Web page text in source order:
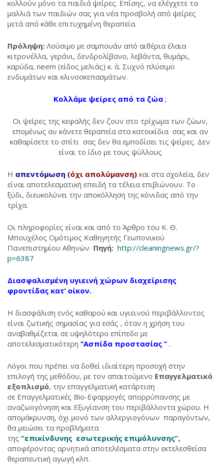
κολλούν μόνο τα παιδιά ψείρες. Επίσης, να ελέγχετε τα
μαλλιά των παιδιών σας για νέα προσβολή από ψείρες
μετά από κάθε επιτυχημένη θεραπεία.
Πρόληψη: Λούσιμο με σαμπουάν από αιθέρια έλαια
κιτρονέλλα, γεράνι, δενδρολίβανο, λεβάντα, θυμάρι,
καρύδα, neem (είδος μελιάς) κ. ά. Συχνό πλύσιμο
ενδυμάτων και κλινοσκεπασμάτων.
Κολλάμε ψείρες από τα ζώα ;
Οι ψείρες της κεφαλής δεν ζουν στο τρίχωμα των ζώων,
επομένως αν κάνετε θεραπεία στα κατοικίδια σας και αν
καθαρίσετε το σπίτι σας δεν θα εμποδίσει τις ψείρες. Δεν
είναι το ίδιο με τους ψύλλους
Η απεντόμωση (όχι απολύμανση) και στα σχολεία, δεν
είναι αποτελεσματική επειδή τα τέλεια επιβιώνουν. Το
ξύδι, διευκολύνει την αποκόλληση της κόνιδας από την
τρίχα.
Οι πληροφορίες είναι και από το Άρθρο του Κ. Θ.
Μπουχέλος Ομότιμος Καθηγητής Γεωπονικού
Πανεπιστημίου Αθηνών Πηγή: http://cleaningnews.gr/?
p=6387
Διασφαλισμένη υγιεινή χώρων διαχείρισης
φροντίδας κατ’ οίκον.
Η διασφάλιση ενός καθαρού και υγιεινού περιβάλλοντος
είναι ζωτικής σημασίας για εσάς , όταν η χρήση του
αναβαθμίζεται σε υψηλότερο επίπεδο με
αποτελεσματικότερη ‘’Ασπίδα προστασίας ’’ .
Λόγοι που πρέπει να δοθεί ιδιαίτερη προσοχή στην
επιλογή της μεθόδου, με τον απαιτούμενο Επαγγελματικό
εξοπλισμό, την επαγγελματική κατάρτιση
σε Επαγγελματικές Bio-Εφαρμογές απορρύπανσης με
αναζωογόνηση και Εξυγίανση του περιβάλλοντα χώρου. Η
απομάκρυνση, όχι μονό των αλλεργιογόνων παραγόντων,
θα μειώσει τα προβλήματα
της “επικίνδυνης εσωτερικής επιμόλυνσης”,
αποφέροντας αρνητικά αποτελέσματα στην εκτελεσθείσα
θεραπευτική αγωγή κλπ.